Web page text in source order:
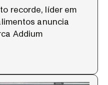
recorde, líder em
anuncia
Addium